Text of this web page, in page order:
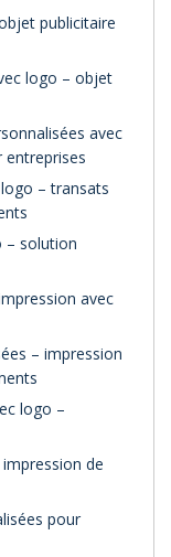
publicitaire
logo – objet
avec
– transats
– solution
avec
– impression
logo –
de
pour